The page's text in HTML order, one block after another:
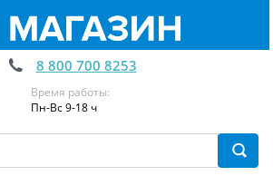
8 800 700 8253
Время работы:
Пн-Вс 9-18 ч